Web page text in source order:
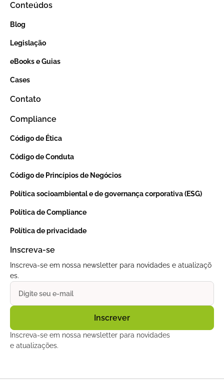
Conteúdos
Blog
Legislação
eBooks e Guias
Cases
Contato
Compliance
Código de Ética
Código de Conduta
Código de Princípios de Negócios
Política socioambiental e de governança corporativa (ESG)
Política de Compliance
Política de privacidade
Inscreva-se
Inscreva-se em nossa newsletter para novidades e atualizaçõ
es.
Inscreva-se em nossa newsletter para novidades
e atualizações.